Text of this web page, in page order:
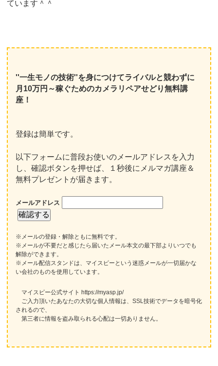
ています＾＾
''一生モノの技術''を身につけてライバルと競わずに
月10万円～稼ぐためのカメラリペアせどり無料講
座！
登録は簡単です。
以下フォームに普段お使いのメールアドレスを入力
し、確認ボタンを押せば、１秒後にメルマガ講座＆
無料プレゼントが届きます。
メールアドレス
※メールの登録・解除ともに無料です。
※メールが不要だと感じたら届いたメール本文の最下部よりいつでも
解除ができます。
※メール配信スタンドは、マイスピーという迷惑メールが一切届かな
い会社のものを使用しています。
マイスピー公式サイト https://myasp.jp/
ご入力頂いたあなたの大切な個人情報は、SSL技術でデータを暗号化
されるので、
第三者に情報を盗み取られる心配は一切ありません。